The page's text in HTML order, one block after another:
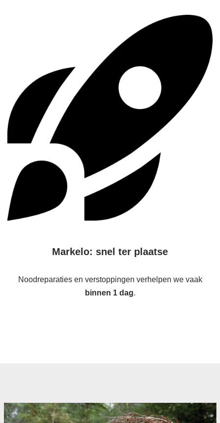
Markelo: snel ter plaatse
Noodreparaties en verstoppingen verhelpen we vaak
binnen 1 dag.